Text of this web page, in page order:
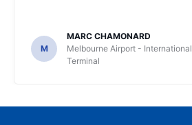
M
MARC CHAMONARD
Melbourne Airport - International
Terminal